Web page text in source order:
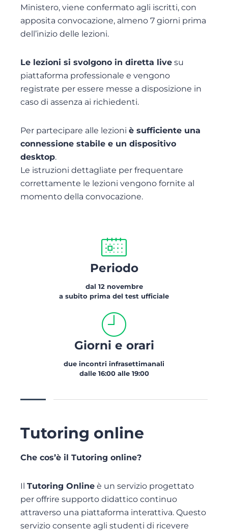
Ministero, viene confermato agli iscritti, con
apposita convocazione, almeno 7 giorni prima
dell’inizio delle lezioni.
Le lezioni si svolgono in diretta live su
piattaforma professionale e vengono
registrate per essere messe a disposizione in
caso di assenza ai richiedenti.
Per partecipare alle lezioni è sufficiente una
connessione stabile e un dispositivo
desktop.
Le istruzioni dettagliate per frequentare
correttamente le lezioni vengono fornite al
momento della convocazione.
Periodo
dal 12 novembre
a subito prima del test ufficiale
Giorni e orari
due incontri infrasettimanali
dalle 16:00 alle 19:00
Tutoring online
Che cos’è il Tutoring online?
Il Tutoring Online è un servizio progettato
per offrire supporto didattico continuo
attraverso una piattaforma interattiva. Questo
servizio consente agli studenti di ricevere